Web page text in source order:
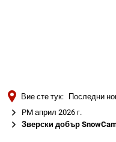
Вие сте тук: Последни
PM април 2026 г.
Зверски добър